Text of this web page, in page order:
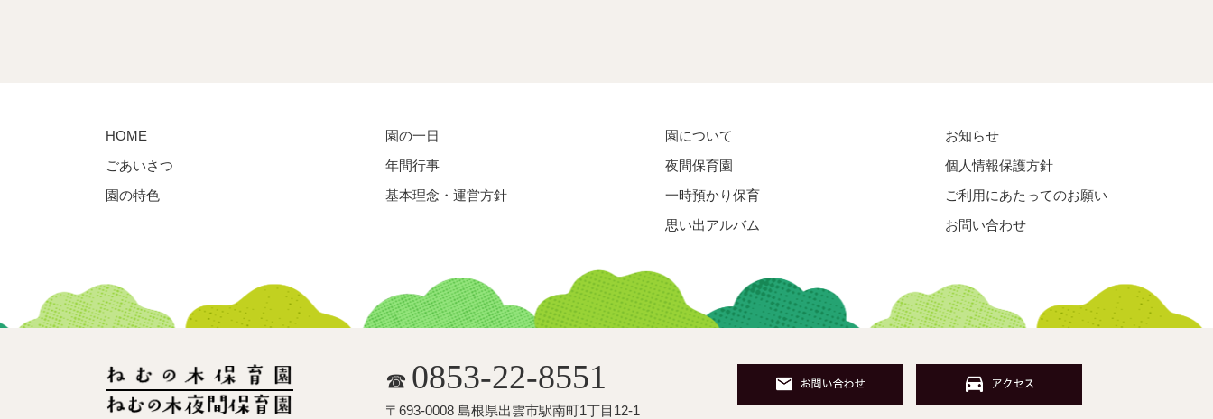
HOME
ごあいさつ
園の特色
園の一日
年間行事
基本理念・運営方針
園について
夜間保育園
一時預かり保育
思い出アルバム
お知らせ
個人情報保護方針
ご利用にあたってのお願い
お問い合わせ
☎ 0853-22-8551
〒693-0008 島根県出雲市駅南町1丁目12-1